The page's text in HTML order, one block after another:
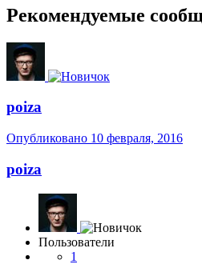
Рекомендуемые
poiza
Опубликовано 10 февраля, 2016
poiza
Пользователи
1